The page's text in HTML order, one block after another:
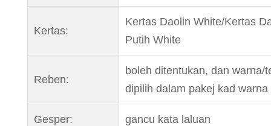
Kertas:
Kertas Daolin White/Kertas
Putih White
Reben:
boleh ditentukan, dan warna/
dipilih dalam pakej kad warna
Gesper: gancu kata laluan